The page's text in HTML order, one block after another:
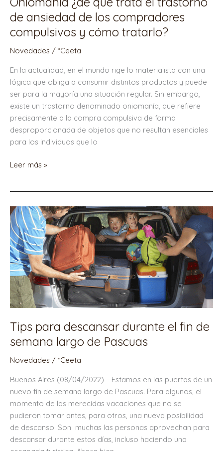
de ansiedad de los compradores
compulsivos y cómo tratarlo?
Novedades / *Ceeta
En la actualidad, en el mundo rige lo materialista con una
lógica que obliga a consumir distintos productos y puede
ser para la mayoría una situación regular. Sin embargo,
existe un trastorno denominado oniomanía, que refiere
precisamente a la compra compulsiva de forma
desproporcionada de objetos que no resultan esenciales
para los individuos que lo
cómo
tratarlo?
Leer más »
Tips para descansar durante el fin de
semana largo de Pascuas
Novedades / *Ceeta
Buenos Aires (08/04/2022) – Estamos en las puertas de un
nuevo fin de semana largo de Pascuas. Para algunos, el
momento de las merecidas vacaciones que no se
pudieron tomar antes, para otros, una nueva posibilidad
de descanso. Son muchas las personas aprovechan para
descansar durante estos días, incluso haciendo una
Tips
para
descansar
durante
el
fin
de
semana
largo
Pascuas